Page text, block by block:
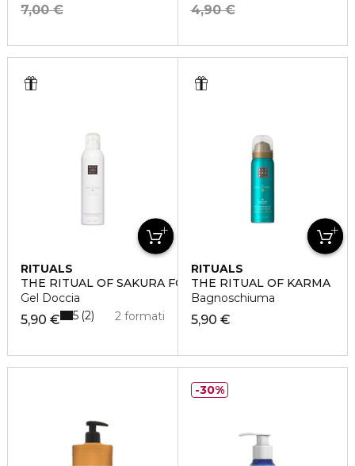
7,00 €
4,90 €
RITUALS
THE RITUAL OF SAKURA FOAMING SHOWER GEL
Gel Doccia
5,90 € 2 formati
5 2
RITUALS
THE RITUAL OF KARMA
Bagnoschiuma
5,90 €
30%